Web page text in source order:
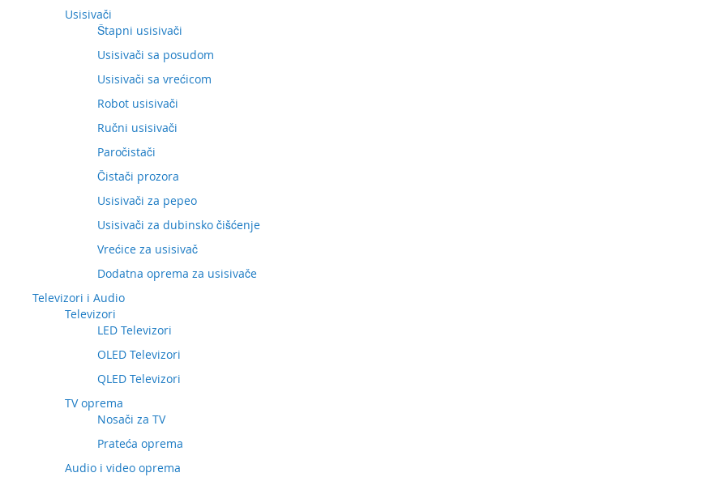
Usisivači
Štapni usisivači
Usisivači sa posudom
Usisivači sa vrećicom
Robot usisivači
Ručni usisivači
Paročistači
Čistači prozora
Usisivači za pepeo
Usisivači za dubinsko čišćenje
Vrećice za usisivač
Dodatna oprema za usisivače
Televizori i Audio
Televizori
LED Televizori
OLED Televizori
QLED Televizori
TV oprema
Nosači za TV
Prateća oprema
Audio i video oprema